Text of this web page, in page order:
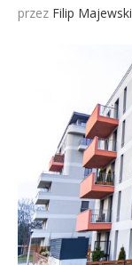
przez Filip Majewski